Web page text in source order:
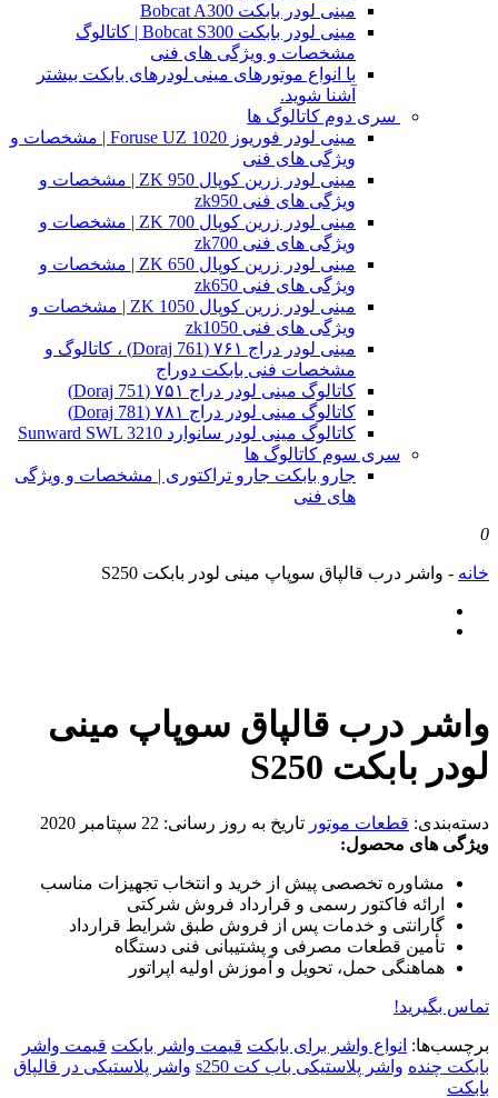
مینی لودر بابکت Bobcat A300
مینی لودر بابکت Bobcat S300 | کاتالوگ
مشخصات و ویژگی های فنی
با انواع موتورهای مینی لودرهای بابکت بیشتر
آشنا شوید.
سری دوم کاتالوگ ها
مینی لودر فوریوز Foruse UZ 1020 | مشخصات و
ویژگی های فنی
مینی لودر زرین کوپال ZK 950 | مشخصات و
ویژگی های فنی zk950
مینی لودر زرین کوپال ZK 700 | مشخصات و
ویژگی های فنی zk700
مینی لودر زرین کوپال ZK 650 | مشخصات و
ویژگی های فنی zk650
مینی لودر زرین کوپال ZK 1050 | مشخصات و
ویژگی های فنی zk1050
مینی لودر دراج ۷۶۱ (Doraj 761) ، کاتالوگ و
مشخصات فنی بابکت دوراج
کاتالوگ مینی لودر دراج ۷۵۱ (Doraj 751)
کاتالوگ مینی لودر دراج ۷۸۱ (Doraj 781)
کاتالوگ مینی لودر سانوارد Sunward SWL 3210
سری سوم کاتالوگ ها
جارو بابکت جارو تراکتوری | مشخصات و ویژگی
های فنی
0
خانه - واشر درب قالپاق سوپاپ مینی لودر بابکت S250
واشر درب قالپاق سوپاپ مینی
لودر بابکت S250
دسته‌بندی: قطعات موتور تاریخ به روز رسانی: 22 سپتامبر 2020
ویژگی های محصول:
مشاوره تخصصی پیش از خرید و انتخاب تجهیزات مناسب
ارائه فاکتور رسمی و قرارداد فروش شرکتی
گارانتی و خدمات پس از فروش طبق شرایط قرارداد
تأمین قطعات مصرفی و پشتیبانی فنی دستگاه
هماهنگی حمل، تحویل و آموزش اولیه اپراتور
تماس بگیرید!
برچسب‌ها: انواع واشر برای بابکت قیمت واشر بابکت قیمت واشر
بابکت چنده واشر پلاستیکی باب کت s250
واشر پلاستیکی در قالپاق
بابکت